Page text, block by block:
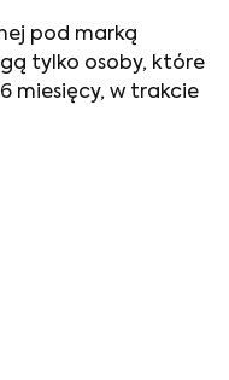
pod marką
tylko osoby, które
miesięcy, w trakcie